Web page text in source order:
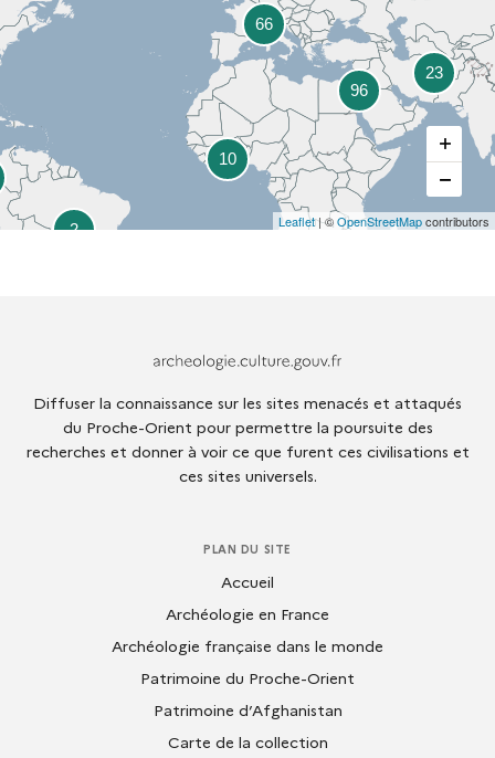
2
23
10
66
96
Leaflet| ©OpenStreetMapcontributors
Diffuser la connaissance sur les sites menacés et attaqués
du Proche-Orient pour permettre la poursuite des
recherches et donner à voir ce que furent ces civilisations et
ces sites universels.
PLAN DU SITE
Accueil
Archéologie en France
Archéologie française dans le monde
Patrimoine du Proche-Orient
Patrimoine d’Afghanistan
Carte de la collection